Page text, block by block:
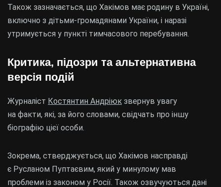
Також зазначається, що Хакімов має родину в Україні,
включно з дітьми-громадянами України, і наразі
утримується у пункті тимчасового перебування.
Критика, підозри та альтернативна
версія подій
Журналіст Костянтин Андріюк звернув увагу
на факти, які, за його словами, свідчать про іншу
біографію цієї особи.
Зокрема, стверджується, що Хакімов насправді
є Русланом Пуптаєвим, який у минулому мав
проблеми із законом у Росії. Також озвучуються дані